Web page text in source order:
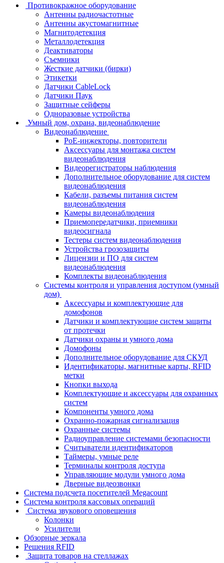
Противокражное оборудование
Антенны радиочастотные
Антенны акустомагнитные
Магнитодетекция
Металлодетекция
Деактиваторы
Съемники
Жесткие датчики (бирки)
Этикетки
Датчики CableLock
Датчики Паук
Защитные сейферы
Одноразовые устройства
Умный дом, охрана, видеонаблюдение
Видеонаблюдение
PoE-инжекторы, повторители
Аксессуары для монтажа систем
видеонаблюдения
Видеорегистраторы наблюдения
Дополнительное оборудование для систем
видеонаблюдения
Кабели, разъемы питания систем
видеонаблюдения
Камеры видеонаблюдения
Приемопередатчики, приемники
видеосигнала
Тестеры систем видеонаблюдения
Устройства грозозащиты
Лицензии и ПО для систем
видеонаблюдения
Комплекты видеонаблюдения
Системы контроля и управления доступом (умный
дом)
Аксессуары и комплектующие для
домофонов
Датчики и комплектующие систем защиты
от протечки
Датчики охраны и умного дома
Домофоны
Дополнительное оборудование для СКУД
Идентификаторы, магнитные карты, RFID
метки
Кнопки выхода
Комплектующие и аксессуары для охранных
систем
Компоненты умного дома
Охранно-пожарная сигнализация
Охранные системы
Радиоуправление системами безопасности
Считыватели идентификаторов
Таймеры, умные реле
Терминалы контроля доступа
Управляющие модули умного дома
Дверные видеозвонки
Система подсчета посетителей Megacount
Система контроля кассовых операций
Система звукового оповещения
Колонки
Усилители
Обзорные зеркала
Решения RFID
Защита товаров на стеллажах